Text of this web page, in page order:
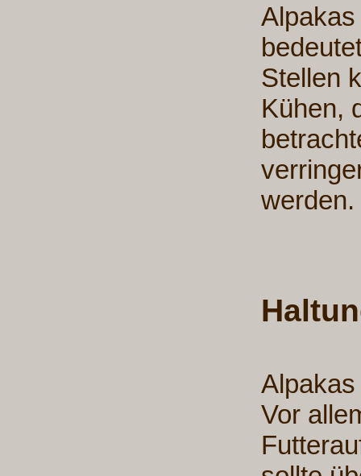
Stellen
Kühen,
werden.
Vor